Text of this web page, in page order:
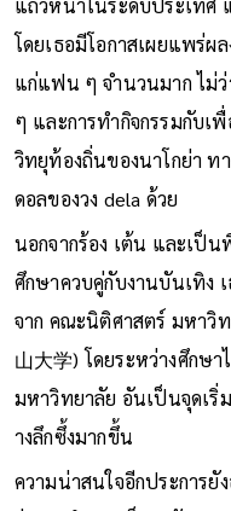
แถวหน้าในระดับประเทศ
โดยเธอมีโอกาสเผยแพร่ผ
แก่แฟน ๆ จำนวนมาก ไม่ว่
ๆ และการทำกิจกรรมกับเ
วิทยุท้องถิ่นของนาโกย่า ท
ดอลของวง dela ด้วย
นอกจากร้อง เต้น และเป็น
ศึกษาควบคู่กับงานบันเทิง
จาก คณะนิติศาสตร์ มหาวิ
山大学) โดยระหว่างศึกษ
มหาวิทยาลัย อันเป็นจุดเริ่
างลึกซึ้งมากขึ้น
ความน่าสนใจอีกประการยั